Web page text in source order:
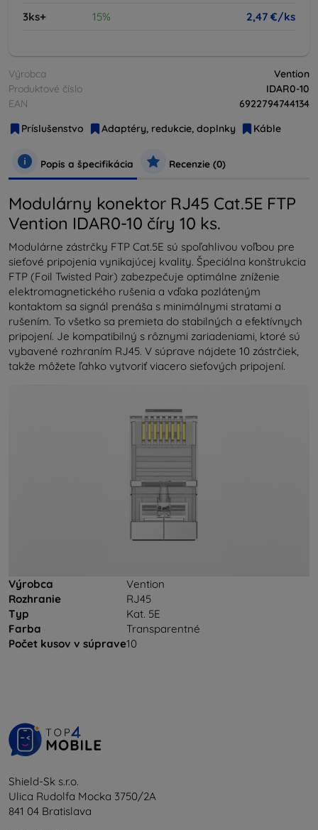
3ks+ 15% 2,47 €/ks
Výrobca
Vention
Produktové číslo
IDAR0-10
EAN
6922794744134
Príslušenstvo
Adaptéry, redukcie, doplnky Káble
Popis a špecifikácia Recenzie (0)
Modulárny konektor RJ45 Cat.5E FTP
Vention IDAR0-10 číry 10 ks.
Modulárne zástrčky FTP Cat.5E sú spoľahlivou voľbou pre
sieťové pripojenia vynikajúcej kvality. Špeciálna konštrukcia
FTP (Foil Twisted Pair) zabezpečuje optimálne zníženie
elektromagnetického rušenia a vďaka pozláteným
kontaktom sa signál prenáša s minimálnymi stratami a
rušením. To všetko sa premieta do stabilných a efektívnych
pripojení. Je kompatibilný s rôznymi zariadeniami, ktoré sú
vybavené rozhraním RJ45. V súprave nájdete 10 zástrčiek,
takže môžete ľahko vytvoriť viacero sieťových pripojení.
Výrobca
Vention
Rozhranie
RJ45
Typ
Kat. 5E
Farba
Transparentné
Počet kusov v súprave10
Shield-Sk s.r.o.
Ulica Rudolfa Mocka 3750/2A
841 04 Bratislava